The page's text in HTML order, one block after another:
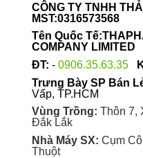
CÔNG TY TNHH
MST:0316573568
Tên Quốc
COMPANY LIMITED
ĐT: - 0906.35.63.35
Trưng Bày SP Bán
Vấp, TP.HCM
Vùng Trồng: Thôn 7,
Đắk Lắk
Nhà Máy SX: Cụm
Thuột